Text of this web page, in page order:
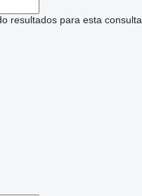
resultados para esta consulta